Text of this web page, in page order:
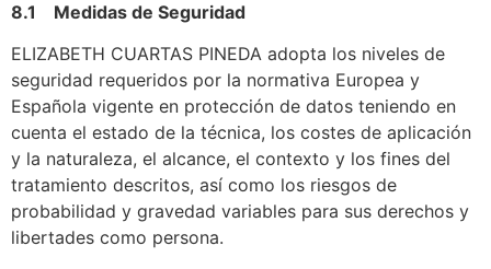
8.1 Medidas de Seguridad
ELIZABETH CUARTAS PINEDA adopta los niveles de
seguridad requeridos por la normativa Europea y
Española vigente en protección de datos teniendo en
cuenta el estado de la técnica, los costes de aplicación
y la naturaleza, el alcance, el contexto y los fines del
tratamiento descritos, así como los riesgos de
probabilidad y gravedad variables para sus derechos y
libertades como persona.